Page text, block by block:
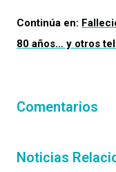
Continúa en:
80 años… y otros
Comentarios
Noticias